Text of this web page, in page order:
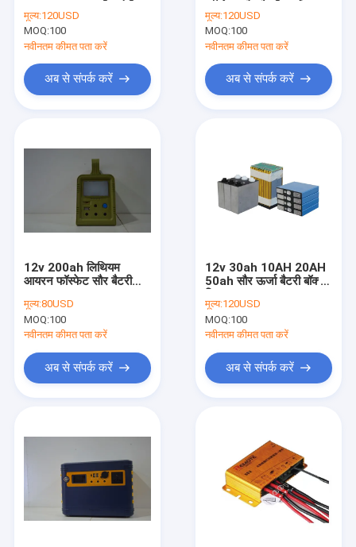
मूल्य:120USD
MOQ:100
नवीनतम कीमत पता करें
अब से संपर्क करें
मूल्य:120USD
MOQ:100
नवीनतम कीमत पता करें
अब से संपर्क करें
12v 200ah लिथियम
आयरन फॉस्फेट सौर बैटरी
मूल्य:80USD
MOQ:100
नवीनतम कीमत पता करें
अब से संपर्क करें
12v 30ah 10AH 20AH
50ah सौर ऊर्जा बैटरी बॉक्स
मूल्य:120USD
MOQ:100
नवीनतम कीमत पता करें
अब से संपर्क करें